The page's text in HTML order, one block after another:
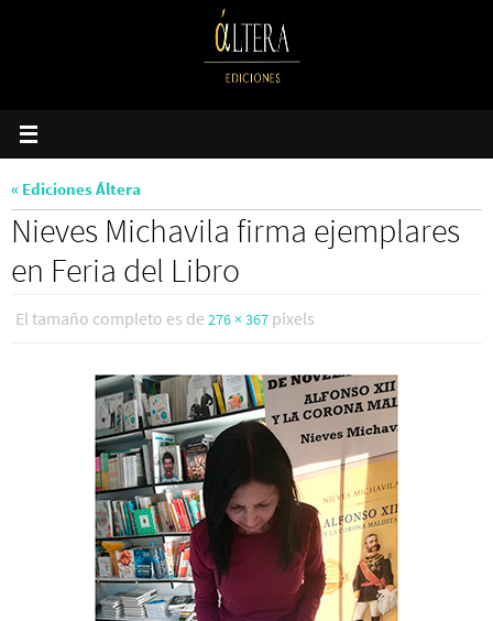
« Ediciones Áltera
Nieves Michavila firma ejemplares
en Feria del Libro
El tamaño completo es de 276 × 367 pixels